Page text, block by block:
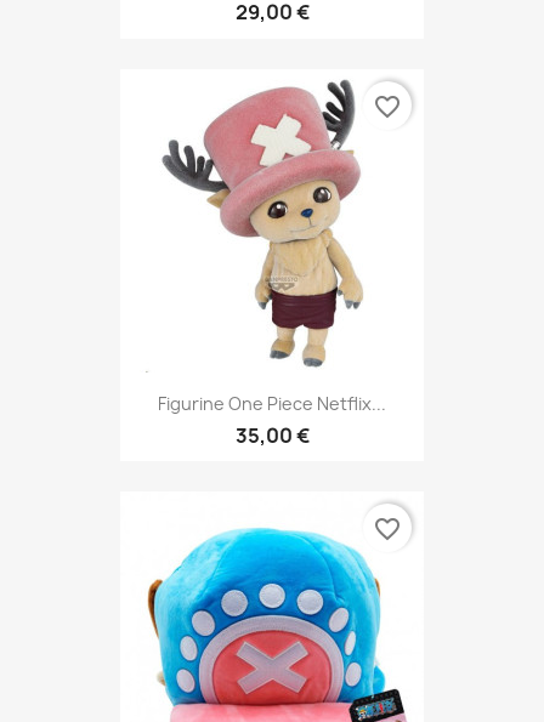
29,00 €
Figurine One Piece Netflix...
35,00 €
favorite_border
favorite_border